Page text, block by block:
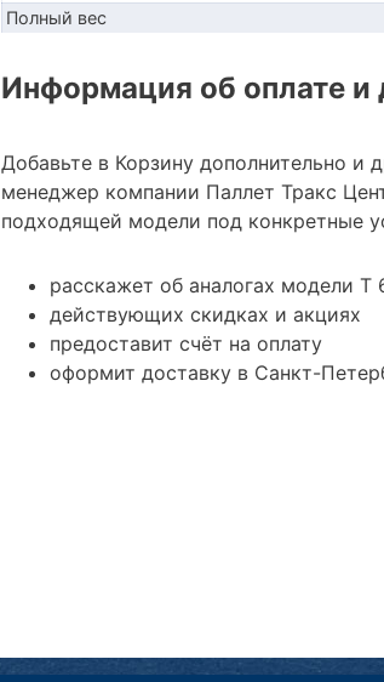
Полный вес
Информация об оплате и
Добавьте в Корзину дополнительно и
менеджер компании Паллет Тракс
подходящей модели под конкретные
расскажет об аналогах модели T
действующих скидках и акциях
предоставит счёт на оплату
оформит доставку в Санкт-